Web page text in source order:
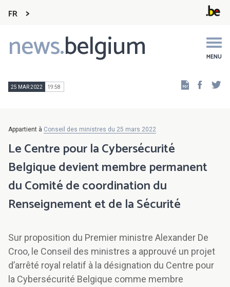
FR
news.belgium MENU
Main
navigation
25 MAR 2022 19:58
Appartient à Conseil des ministres du 25 mars 2022
Le Centre pour la Cybersécurité
Belgique devient membre permanent
du Comité de coordination du
Renseignement et de la Sécurité
Sur proposition du Premier ministre Alexander De
Croo, le Conseil des ministres a approuvé un projet
d’arrêté royal relatif à la désignation du Centre pour
la Cybersécurité Belgique comme membre